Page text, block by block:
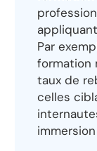
Par
formation
taux de
celles